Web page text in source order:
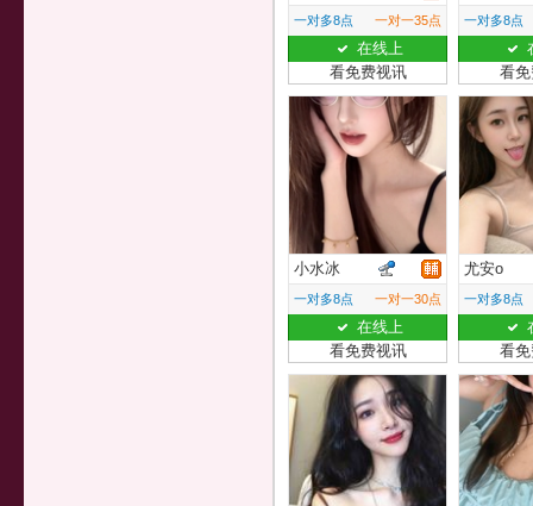
一对多8点 一对一35点
在线上
看免费视讯
一对多8点
看
小水冰
一对多8点 一对一30点
在线上
看免费视讯
尤安o
一对多8点
看